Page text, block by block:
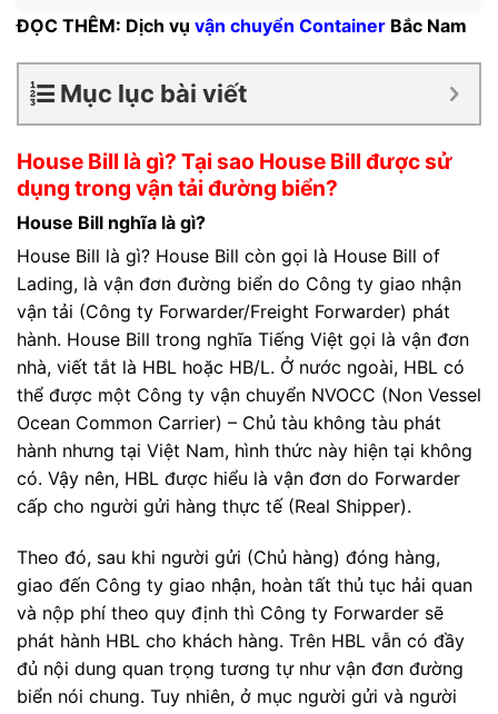
ĐỌC THÊM: Dịch vụ vận chuyển Container Bắc Nam
Mục lục bài viết
House Bill là gì? Tại sao House Bill được sử
dụng trong vận tải đường biển?
House Bill nghĩa là gì?
House Bill là gì? House Bill còn gọi là House Bill of
Lading, là vận đơn đường biển do Công ty giao nhận
vận tải (Công ty Forwarder/Freight Forwarder) phát
hành. House Bill trong nghĩa Tiếng Việt gọi là vận đơn
nhà, viết tắt là HBL hoặc HB/L. Ở nước ngoài, HBL có
thể được một Công ty vận chuyển NVOCC (Non Vessel
Ocean Common Carrier) – Chủ tàu không tàu phát
hành nhưng tại Việt Nam, hình thức này hiện tại không
có. Vậy nên, HBL được hiểu là vận đơn do Forwarder
cấp cho người gửi hàng thực tế (Real Shipper).
Theo đó, sau khi người gửi (Chủ hàng) đóng hàng,
giao đến Công ty giao nhận, hoàn tất thủ tục hải quan
và nộp phí theo quy định thì Công ty Forwarder sẽ
phát hành HBL cho khách hàng. Trên HBL vẫn có đầy
đủ nội dung quan trọng tương tự như vận đơn đường
biển nói chung. Tuy nhiên, ở mục người gửi và người